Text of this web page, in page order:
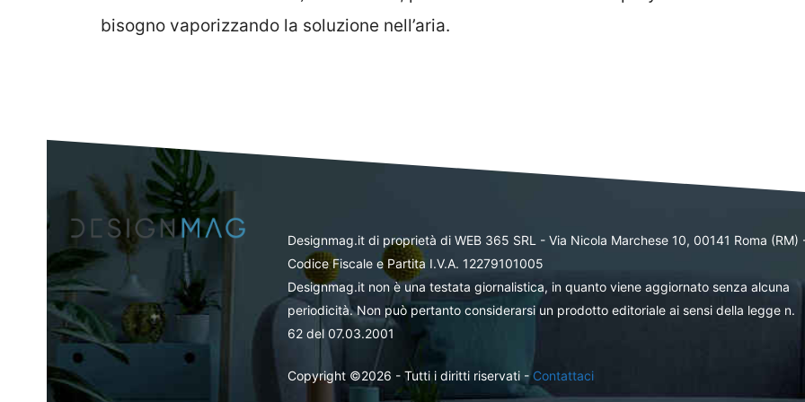
bisogno vaporizzando la soluzione nell’aria.
Designmag.it di proprietà di WEB 365 SRL - Via Nicola Marchese 10, 00141 Roma (RM)
Codice Fiscale e Partita I.V.A. 12279101005
Designmag.it non è una testata giornalistica, in quanto viene aggiornato senza alcuna
periodicità. Non può pertanto considerarsi un prodotto editoriale ai sensi della legge n.
62 del 07.03.2001
Copyright ©2026 - Tutti i diritti riservati -Contattaci